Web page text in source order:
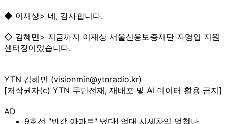
◆ 이재상> 네, 감사합니다.
◇ 김혜민> 지금까지 이재상 서울신용보증재단 자영업 지원
센터장이었습니다.
YTN 김혜민 (visionmin@ytnradio.kr)
[저작권자(c) YTN 무단전재, 재배포 및 AI 데이터 활용 금지]
AD